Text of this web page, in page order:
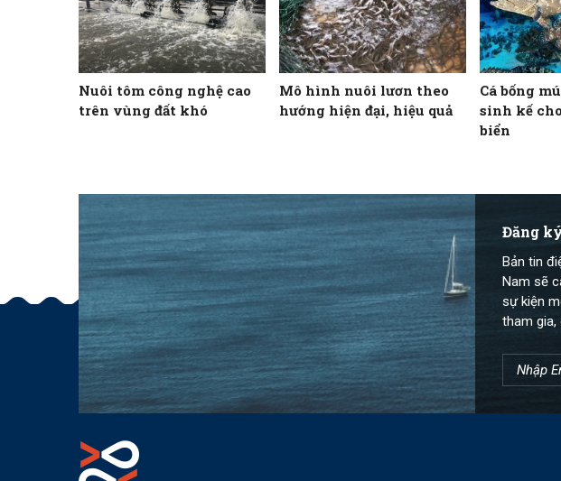
Nuôi tôm công nghệ cao
trên vùng đất khó
Mô hình nuôi lươn theo
hướng hiện đại, hiệu quả
Cá bống
sinh kế
biển
Đăng
Bản tin
Nam sẽ
sự kiện
tham